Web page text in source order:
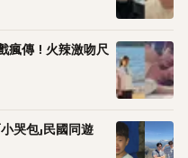
瘋傳！火辣激吻尺
哭包」民國同遊